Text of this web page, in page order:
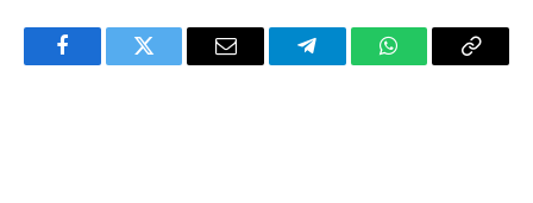
FacebookTwitter Email TelegramWhatsAppCopy